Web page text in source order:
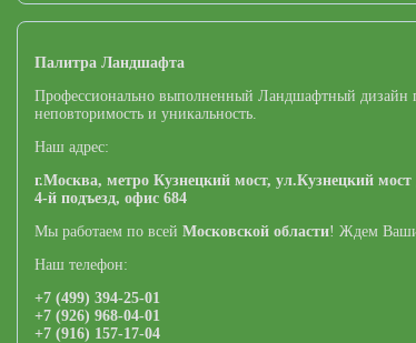
Палитра Ландшафта
Профессионально выполненный Ландшафтный дизайн
неповторимость и уникальность.
Наш адрес:
г.Москва, метро Кузнецкий мост, ул.Кузнецкий мост
4-й подъезд, офис 684
Мы работаем по всей Московской области! Ждем
Наш телефон:
+7 (499) 394-25-01
+7 (926) 968-04-01
+7 (916) 157-17-04